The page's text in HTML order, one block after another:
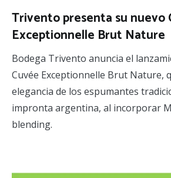
Trivento presenta su nuevo
Exceptionnelle Brut Nature
Bodega Trivento anuncia el
Cuvée Exceptionnelle Brut Nature,
elegancia de los espumantes
impronta argentina, al incorporar
blending.